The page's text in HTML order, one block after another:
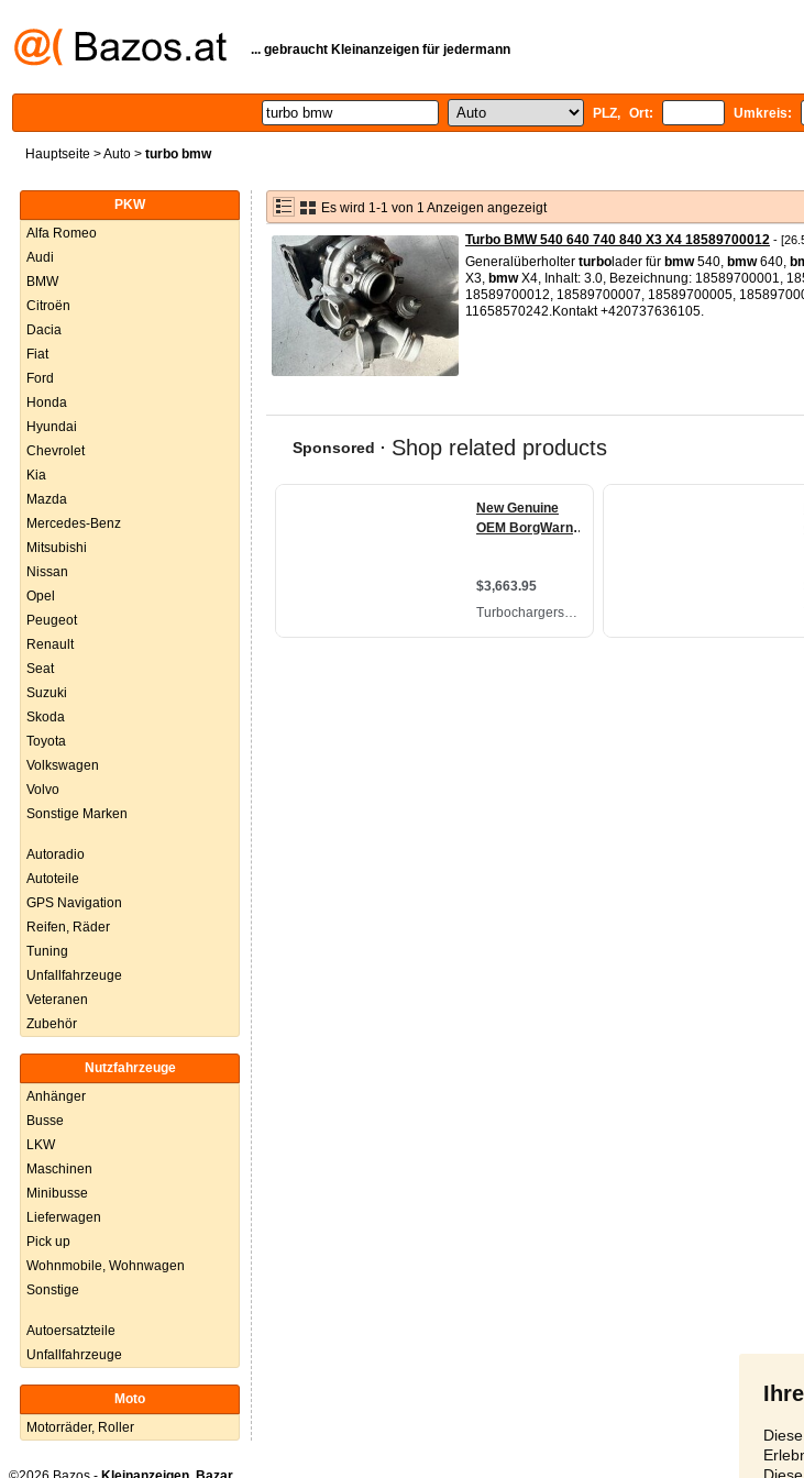
... gebraucht Kleinanzeigen für jedermann
PLZ, Ort: Umkreis:
Hauptseite >Auto > turbo bmw
PKW
Alfa Romeo
Audi
BMW
Citroën
Dacia
Fiat
Ford
Honda
Hyundai
Chevrolet
Kia
Mazda
Mercedes-Benz
Mitsubishi
Nissan
Opel
Peugeot
Renault
Seat
Suzuki
Skoda
Toyota
Volkswagen
Volvo
Sonstige Marken
Autoradio
Autoteile
GPS Navigation
Reifen, Räder
Tuning
Unfallfahrzeuge
Veteranen
Zubehör
Nutzfahrzeuge
Anhänger
Busse
LKW
Maschinen
Minibusse
Lieferwagen
Pick up
Wohnmobile, Wohnwagen
Sonstige
Autoersatzteile
Unfallfahrzeuge
Moto
Motorräder, Roller
Es wird 1-1 von 1 Anzeigen angezeigt
Turbo BMW 540 640 740 840 X3 X4 18589700012 -
Generalüberholter turbo lader für bmw540, bmw640,
X3, bmwX4, Inhalt: 3.0, Bezeichnung: 18589700001,
18589700012, 18589700007, 18589700005,
11658570242.Kontakt +420737636105.